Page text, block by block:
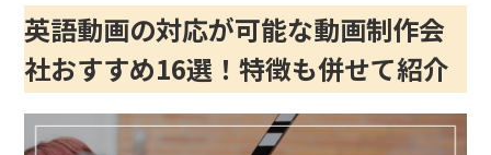
英語動画の対応が可能な動画制作会
社おすすめ16選！特徴も併せて紹介